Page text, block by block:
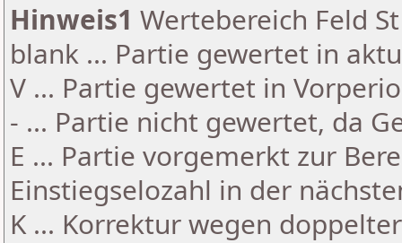
Hinweis1 Wertebereich Feld
blank ... Partie gewertet in
V ... Partie gewertet in
- ... Partie nicht gewertet, da
E ... Partie vorgemerkt zur
Einstiegselozahl in der
K ... Korrektur wegen